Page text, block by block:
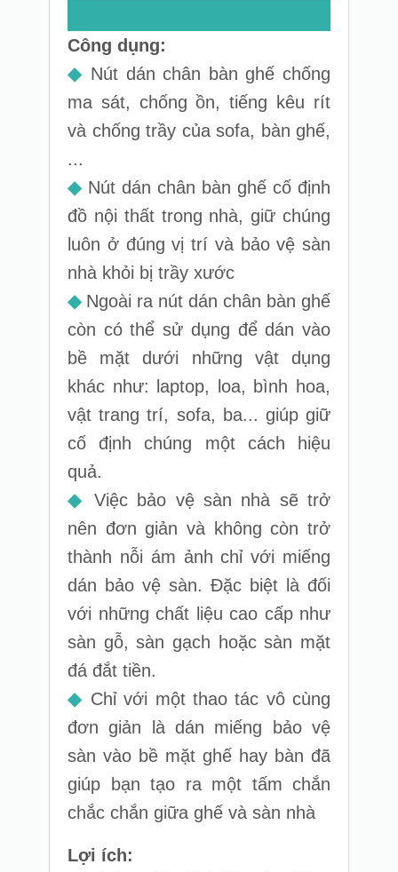
Công dụng:
◆ Nút dán chân bàn ghế chống
ma sát, chống ồn, tiếng kêu rít
và chống trầy của sofa, bàn ghế,
...
◆ Nút dán chân bàn ghế cố định
đồ nội thất trong nhà, giữ chúng
luôn ở đúng vị trí và bảo vệ sàn
nhà khỏi bị trầy xước
◆ Ngoài ra nút dán chân bàn ghế
còn có thể sử dụng để dán vào
bề mặt dưới những vật dụng
khác như: laptop, loa, bình hoa,
vật trang trí, sofa, ba... giúp giữ
cố định chúng một cách hiệu
quả.
◆
Việc bảo vệ sàn nhà sẽ trở
nên đơn giản và không còn trở
thành nỗi ám ảnh chỉ với miếng
dán bảo vệ sàn. Đặc biệt là đối
với những chất liệu cao cấp như
sàn gỗ, sàn gạch hoặc sàn mặt
đá đắt tiền.
◆ Chỉ với một thao tác vô cùng
đơn giản là dán miếng bảo vệ
sàn vào bề mặt ghế hay bàn đã
giúp bạn tạo ra một tấm chắn
chắc chắn giữa ghế và sàn nhà
Lợi ích: